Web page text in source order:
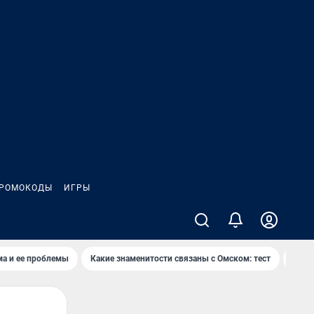
ИГРЫ
и ее проблемы Какие знаменитости связаны с Омском: тест